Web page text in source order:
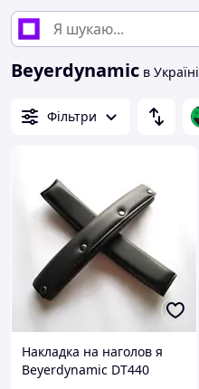
Beyerdynamic в Україні
Фільтри
Накладка на наголов я
Beyerdynamic DT440